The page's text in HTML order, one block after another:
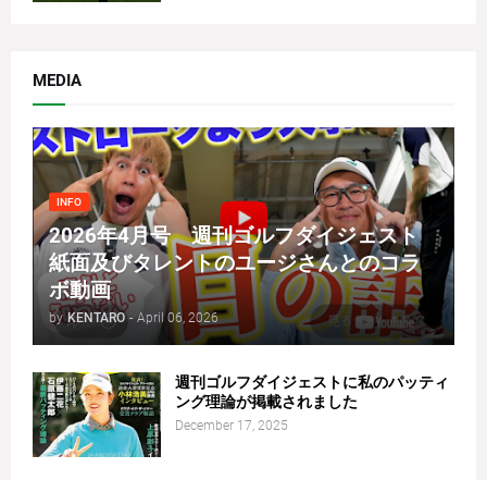
MEDIA
INFO
2026年4月号 週刊ゴルフダイジェスト
紙面及びタレントのユージさんとのコラ
ボ動画
by KENTARO - April 06, 2026
週刊ゴルフダイジェストに私のパッティ
ング理論が掲載されました
December 17, 2025